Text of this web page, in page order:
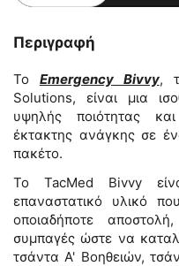
Περιγραφή
Το Emergency Bivvy,
Solutions, είναι μια
υψηλής ποιότητας
έκτακτης ανάγκης σε
πακέτο.
Το TacMed Bivvy
επαναστατικό υλικό
οποιαδήποτε
συμπαγές ώστε να
τσάντα Α' Βοηθειών,